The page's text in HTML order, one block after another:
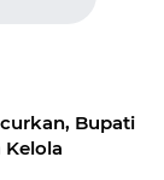
Bupati